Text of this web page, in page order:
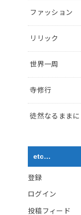
ファッション
リリック
世界一周
寺修行
徒然なるままに
etc…
登録
ログイン
投稿フィード